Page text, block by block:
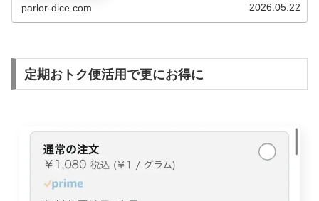
parlor-dice.com 2026.05.22
定期おトク便活用で更にお得に